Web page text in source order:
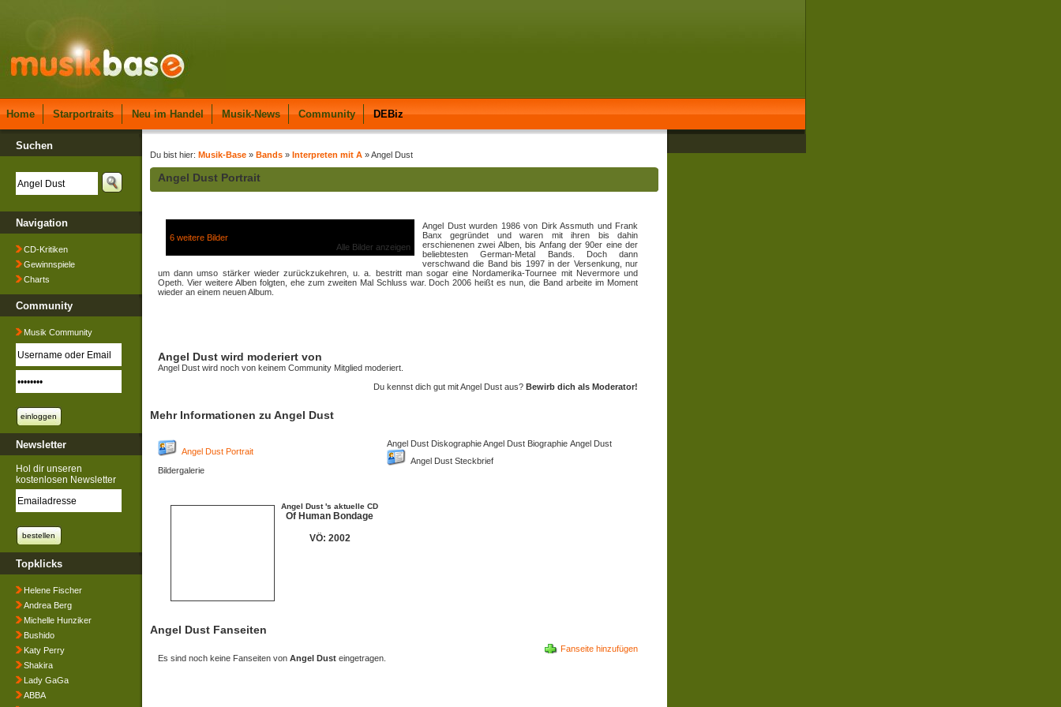
Home Starportraits Neu im Handel Musik-News Community DEBiz
Suchen
Navigation
CD-Kritiken
Gewinnspiele
Charts
Community
Musik Community
Newsletter
Hol dir unseren
kostenlosen Newsletter
Topklicks
Helene Fischer
Andrea Berg
Michelle Hunziker
Bushido
Katy Perry
Shakira
Lady GaGa
ABBA
Du bist hier: Musik-Base » Bands » Interpreten mit A » Angel Dust
Angel Dust Portrait
6 weitere Bilder
Alle Bilder anzeigen
Angel Dust wurden 1986 von Dirk Assmuth und Frank
Banx gegründet und waren mit ihren bis dahin
erschienenen zwei Alben, bis Anfang der 90er eine der
beliebtesten German-Metal Bands. Doch dann
verschwand die Band bis 1997 in der Versenkung, nur
um dann umso stärker wieder zurückzukehren, u. a. bestritt man sogar eine Nordamerika-Tournee mit Nevermore und
Opeth. Vier weitere Alben folgten, ehe zum zweiten Mal Schluss war. Doch 2006 heißt es nun, die Band arbeite im Moment
wieder an einem neuen Album.
Angel Dust wird moderiert von
Angel Dust wird noch von keinem Community Mitglied moderiert.
Du kennst dich gut mit Angel Dust aus? Bewirb dich als Moderator!
Mehr Informationen zu Angel Dust
Angel Dust Portrait
Angel Dust Diskographie Angel Dust Biographie
Angel Dust Steckbrief
Angel Dust
Bildergalerie
Angel Dust 's aktuelle CD
Of Human Bondage
VÖ: 2002
Angel Dust Fanseiten
Fanseite hinzufügen
Es sind noch keine Fanseiten von Angel Dust eingetragen.